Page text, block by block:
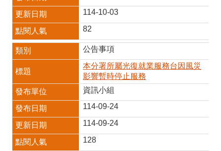
114-10-03
82
公告事項
本分署所屬光復就業服務台因風災
影響暫時停止服務
資訊小組
114-09-24
114-09-24
128